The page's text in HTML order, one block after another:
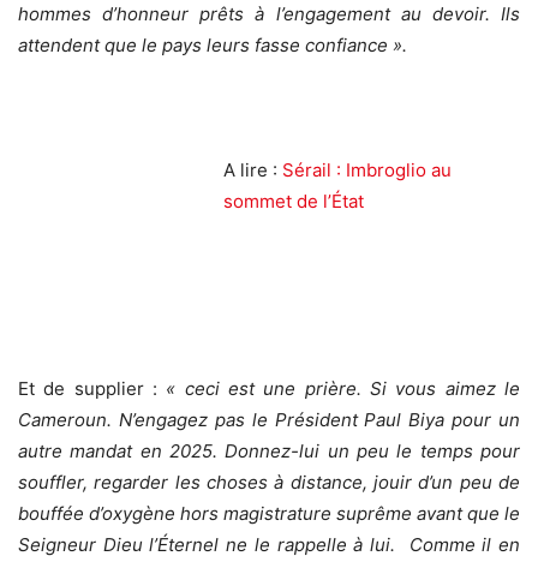
hommes d’honneur prêts à l’engagement au devoir. Ils
attendent que le pays leurs fasse confiance ».
A lire : Sérail : Imbroglio au
sommet de l’État
Et de supplier : « ceci est une prière. Si vous aimez le
Cameroun. N’engagez pas le Président Paul Biya pour un
autre mandat en 2025. Donnez-lui un peu le temps pour
souffler, regarder les choses à distance, jouir d’un peu de
bouffée d’oxygène hors magistrature suprême avant que le
Seigneur Dieu l’Éternel ne le rappelle à lui. Comme il en